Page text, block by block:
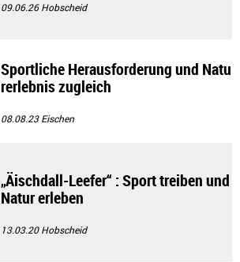
09.06.26Hobscheid
Sportliche Herausforderung und Natu
rerlebnis zugleich
08.08.23Eischen
„Äischdall-Leefer“ : Sport treiben und
Natur erleben
13.03.20Hobscheid